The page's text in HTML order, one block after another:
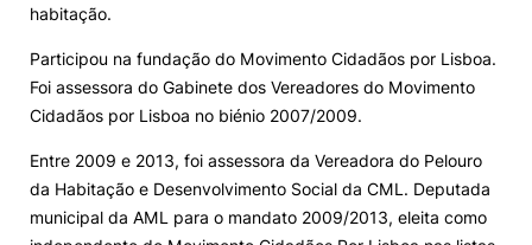
habitação.
Participou na fundação do Movimento Cidadãos por Lisboa.
Foi assessora do Gabinete dos Vereadores do Movimento
Cidadãos por Lisboa no biénio 2007/2009.
Entre 2009 e 2013, foi assessora da Vereadora do Pelouro
da Habitação e Desenvolvimento Social da CML. Deputada
municipal da AML para o mandato 2009/2013, eleita como